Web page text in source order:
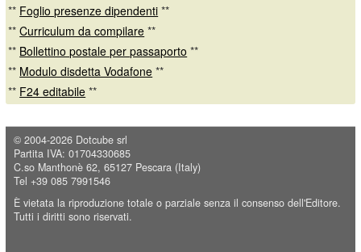
** Foglio presenze dipendenti **
**Curriculum da compilare **
** Bollettino postale per passaporto **
** Modulo disdetta Vodafone **
** F24 editabile **
© 2004-2026 Dotcube srl
Partita IVA: 01704330685
C.so Manthonè 62, 65127 Pescara (Italy)
Tel +39 085 7991546
È vietata la riproduzione totale o parziale senza il consenso dell'Editore.
Tutti i diritti sono riservati.